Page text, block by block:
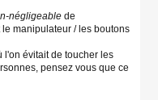
négligeable de
manipulateur / les boutons
l'on évitait de toucher les
pensez vous que ce